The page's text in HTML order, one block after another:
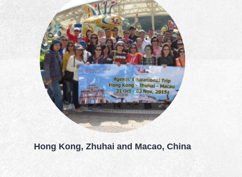
Hong Kong, Zhuhai and Macao, China